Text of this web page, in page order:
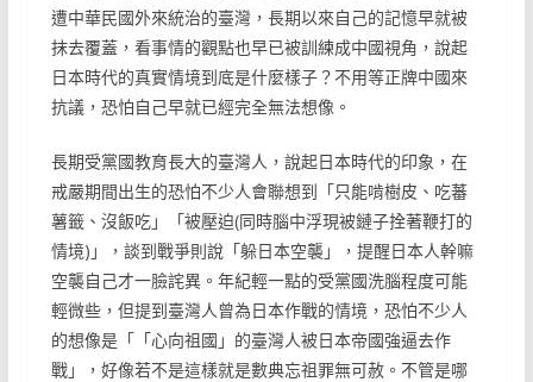
遭中華民國外來統治的臺灣，長期以來自己的記憶早就被
抹去覆蓋，看事情的觀點也早已被訓練成中國視角，說起
日本時代的真實情境到底是什麼樣子？不用等正牌中國來
抗議，恐怕自己早就已經完全無法想像。
長期受黨國教育長大的臺灣人，說起日本時代的印象，在
戒嚴期間出生的恐怕不少人會聯想到「只能啃樹皮、吃蕃
薯籤、沒飯吃」「被壓迫(同時腦中浮現被鏈子拴著鞭打的
情境)」，談到戰爭則說「躲日本空襲」，提醒日本人幹嘛
空襲自己才一臉詫異。年紀輕一點的受黨國洗腦程度可能
輕微些，但提到臺灣人曾為日本作戰的情境，恐怕不少人
的想像是「「心向祖國」的臺灣人被日本帝國強逼去作
戰」，好像若不是這樣就是數典忘祖罪無可赦。不管是哪